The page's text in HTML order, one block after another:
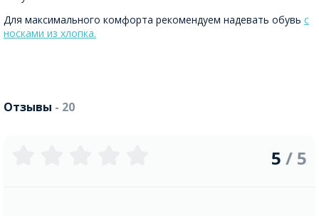
Для максимального комфорта рекомендуем надевать обувь с
носками из хлопка.
Отзывы - 20
5 / 5